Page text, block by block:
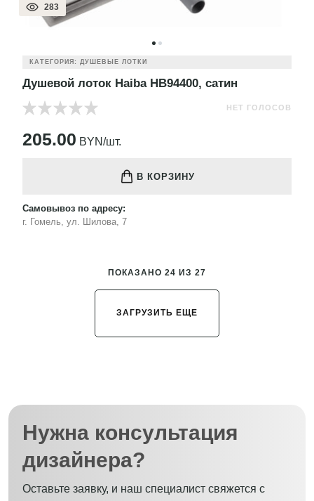
283
КАТЕГОРИЯ: ДУШЕВЫЕ ЛОТКИ
Душевой лоток Haiba HB94400, сатин
НЕТ ГОЛОСОВ
205.00 BYN/шт.
В КОРЗИНУ
Самовывоз по адресу:
г. Гомель, ул. Шилова, 7
ПОКАЗАНО 24 ИЗ 27
ЗАГРУЗИТЬ ЕЩЕ
Нужна консультация
дизайнера?
Оставьте заявку, и наш специалист свяжется с